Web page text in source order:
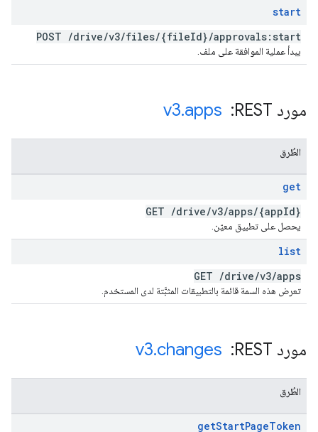
start
POST /drive/v3/files/{fileId}/approvals:start
يبدأ عملية الموافقة على ملف.
مورد REST: ‏ v3.apps
الطُرق
get
GET /drive/v3/apps/{appId}
يحصل على تطبيق معيّن.
list
GET /drive/v3/apps
تعرض هذه السمة قائمة بالتطبيقات المثبَّتة لدى المستخدم.
مورد REST: ‏ v3.changes
الطُرق
getStartPageToken